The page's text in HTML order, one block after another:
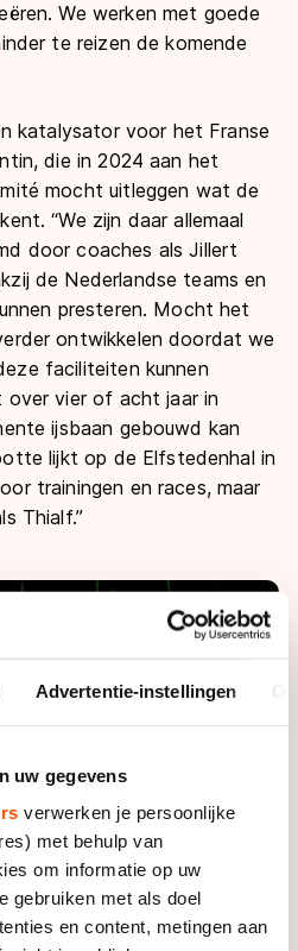
Advertentie-instellingen
uw gegevens
verwerken je persoonlijke
met behulp van
om informatie op uw
gebruiken met als doel
en content, metingen aan
We werken met goede
te reizen de komende
katalysator voor het Franse
die in 2024 aan het
mocht uitleggen wat de
“We zijn daar allemaal
door coaches als Jillert
de Nederlandse teams en
presteren. Mocht het
ontwikkelen doordat we
faciliteiten kunnen
over vier of acht jaar in
ijsbaan gebouwd kan
lijkt op de Elfstedenhal in
trainingen en races, maar
Thialf.”
mannen in een ploeg.
Bergsma, Simon Schouten, Bob